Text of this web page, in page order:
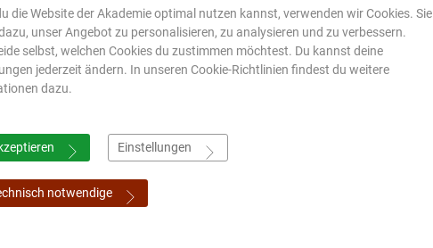
Medical Society,
Nadiad
Ayurveda, Delhi
University,
Jamnagar
die Website der Akademie optimal nutzen kannst, verwenden wir Cookies. Sie
unser Angebot zu personalisieren, zu analysieren und zu verbessern.
selbst, welchen Cookies du zustimmen möchtest. Du kannst deine
jederzeit ändern. In unseren Cookie-Richtlinien findest du weitere
dazu.
Einstellungen
notwendige